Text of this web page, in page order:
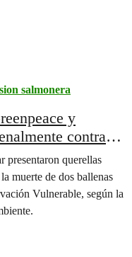
salmonera
y
contra
ballenas en la
presentaron querellas
muerte de dos ballenas
Vulnerable, según la